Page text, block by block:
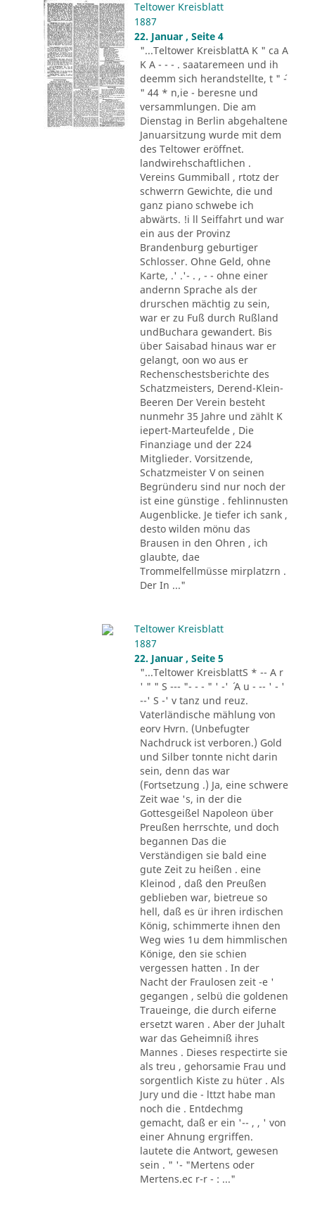
Teltower Kreisblatt
1887
22. Januar , Seite 4
"...Teltower KreisblattA K " ca A
K A - - - . saataremeen und ih
deemm sich herandstellte, t " ´-
" 44 * n,ie - beresne und
versammlungen. Die am
Dienstag in Berlin abgehaltene
Januarsitzung wurde mit dem
des Teltower eröffnet.
landwirehschaftlichen .
Vereins Gummiball , rtotz der
schwerrn Gewichte, die und
ganz piano schwebe ich
abwärts. !i ll Seiffahrt und war
ein aus der Provinz
Brandenburg geburtiger
Schlosser. Ohne Geld, ohne
Karte, .' .'- . , - - ohne einer
andernn Sprache als der
drurschen mächtig zu sein,
war er zu Fuß durch Rußland
undBuchara gewandert. Bis
über Saisabad hinaus war er
gelangt, oon wo aus er
Rechenschestsberichte des
Schatzmeisters, Derend-Klein-
Beeren Der Verein besteht
nunmehr 35 Jahre und zählt K
iepert-Marteufelde , Die
Finanziage und der 224
Mitglieder. Vorsitzende,
Schatzmeister V on seinen
Begründeru sind nur noch der
ist eine günstige . fehlinnusten
Augenblicke. Je tiefer ich sank ,
desto wilden mönu das
Brausen in den Ohren , ich
glaubte, dae
Trommelfellmüsse mirplatzrn .
Der In ..."
Teltower Kreisblatt
1887
22. Januar , Seite 5
"...Teltower KreisblattS * -- A r
' " " S --- "- - - " ' -' ´ A u - -- ' - '
--' S -' v tanz und reuz.
Vaterländische mählung von
eorv Hvrn. (Unbefugter
Nachdruck ist verboren.) Gold
und Silber tonnte nicht darin
sein, denn das war
(Fortsetzung .) Ja, eine schwere
Zeit wae 's, in der die
Gottesgeißel Napoleon über
Preußen herrschte, und doch
begannen Das die
Verständigen sie bald eine
gute Zeit zu heißen . eine
Kleinod , daß den Preußen
geblieben war, bietreue so
hell, daß es ür ihren irdischen
König, schimmerte ihnen den
Weg wies 1u dem himmlischen
Könige, den sie schien
vergessen hatten . In der
Nacht der Fraulosen zeit -e '
gegangen , selbü die goldenen
Traueinge, die durch eiferne
ersetzt waren . Aber der Juhalt
war das Geheimniß ihres
Mannes . Dieses respectirte sie
als treu , gehorsamie Frau und
sorgentlich Kiste zu hüter . Als
Jury und die - lttzt habe man
noch die . Entdechmg
gemacht, daß er ein '-- , , ' von
einer Ahnung ergriffen.
lautete die Antwort, gewesen
sein . " '- "Mertens oder
Mertens.ec r-r - : ..."